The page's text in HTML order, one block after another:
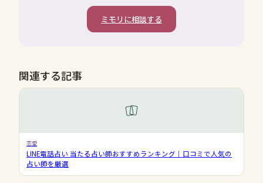
ミモリに相談する
関連する記事
恋愛
LINE電話占い 当たる占い師おすすめランキング｜口コミで人気の
占い師を厳選